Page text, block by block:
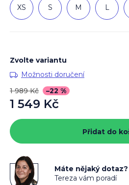
XS S M L
Zvolte variantu
Možnosti doručení
1 989 Kč
–22 %
1 549 Kč
cena:
Přidat do
Máte nějaký dotaz?
Tereza vám poradí